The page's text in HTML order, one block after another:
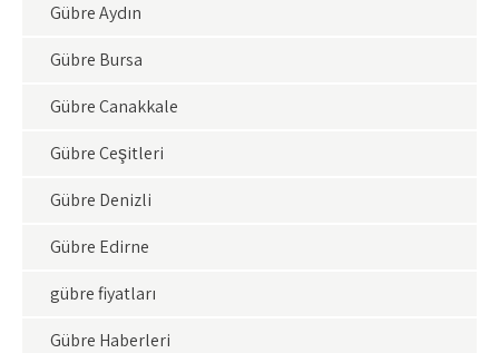
Gübre Aydın
Gübre Bursa
Gübre Çanakkale
Gübre Çeşitleri
Gübre Denizli
Gübre Edirne
gübre fiyatları
Gübre Haberleri